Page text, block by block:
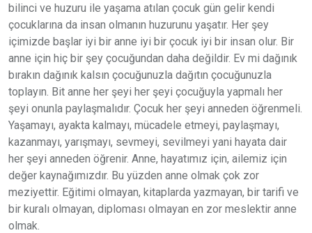
bilinci ve huzuru ile yaşama atılan çocuk gün gelir kendi
çocuklarına da insan olmanın huzurunu yaşatır. Her şey
içimizde başlar iyi bir anne iyi bir çocuk iyi bir insan olur. Bir
anne için hiç bir şey çocuğundan daha değildir. Ev mi dağınık
bırakın dağınık kalsın çocuğunuzla dağıtın çocuğunuzla
toplayın. Bit anne her şeyi her şeyi çocuğuyla yapmalı her
şeyi onunla paylaşmalıdır. Çocuk her şeyi anneden öğrenmeli.
Yaşamayı, ayakta kalmayı, mücadele etmeyi, paylaşmayı,
kazanmayı, yarışmayı, sevmeyi, sevilmeyi yani hayata dair
her şeyi anneden öğrenir. Anne, hayatımız için, ailemiz için
değer kaynağımızdır. Bu yüzden anne olmak çok zor
meziyettir. Eğitimi olmayan, kitaplarda yazmayan, bir tarifi ve
bir kuralı olmayan, diploması olmayan en zor meslektir anne
olmak.